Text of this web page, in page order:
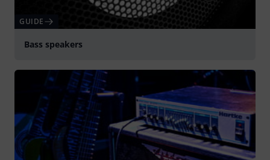
GUIDE
Bass speakers